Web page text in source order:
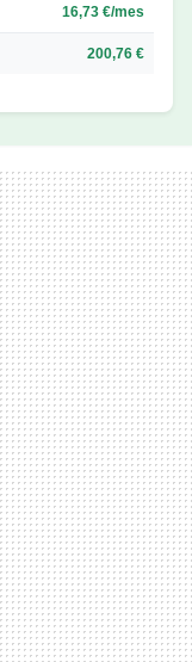
16,73 €/mes
200,76 €